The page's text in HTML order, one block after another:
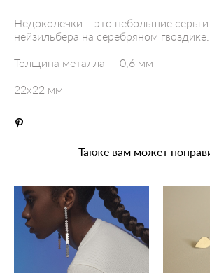
Недоколечки – это небольшие
нейзильбера на серебряном гвоздике.
Толщина металла — 0,6 мм
22x22 мм
Также вам может